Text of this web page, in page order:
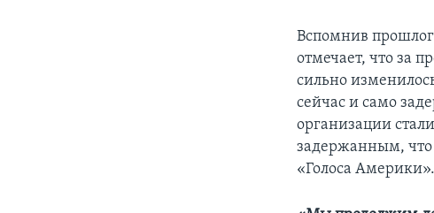
Вспомнив
отмечает, что за
сильно
сейчас и само
организации
задержанным, что
«Голоса Америки».